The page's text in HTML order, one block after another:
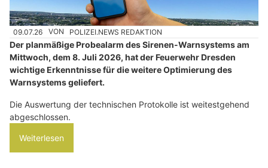
09.07.26 VON POLIZEI.NEWS REDAKTION
Der planmäßige Probealarm des Sirenen-Warnsystems am
Mittwoch, dem 8. Juli 2026, hat der Feuerwehr Dresden
wichtige Erkenntnisse für die weitere Optimierung des
Warnsystems geliefert.
Die Auswertung der technischen Protokolle ist weitestgehend
abgeschlossen.
Weiterlesen